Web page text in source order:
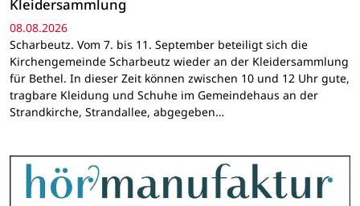
Kleidersammlung
08.08.2026
Scharbeutz. Vom 7. bis 11. September beteiligt sich die
Kirchengemeinde Scharbeutz wieder an der Kleidersammlung
für Bethel. In dieser Zeit können zwischen 10 und 12 Uhr gute,
tragbare Kleidung und Schuhe im Gemeindehaus an der
Strandkirche, Strandallee, abgegeben…